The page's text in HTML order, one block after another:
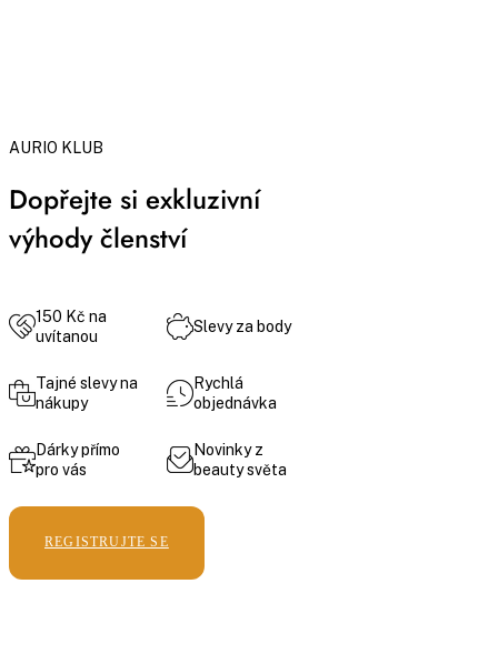
AURIO KLUB
Dopřejte si exkluzivní
výhody členství
150 Kč na
uvítanou
Slevy za body
Tajné slevy na
nákupy
Rychlá
objednávka
Dárky přímo
pro vás
Novinky z
beauty světa
REGISTRUJTE SE